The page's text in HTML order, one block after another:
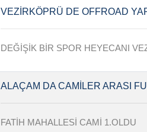
VEZİRKÖPRÜ DE OFFROAD
DEĞİŞİK BİR SPOR HEYECANI
ALAÇAM DA CAMİLER ARASI
FATİH MAHALLESİ CAMİ 1.OLDU